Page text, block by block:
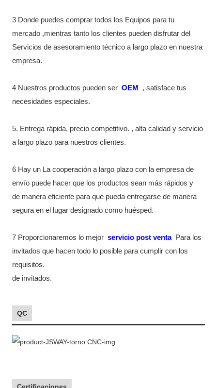
3 Donde puedes comprar todos los Equipos para tu
mercado ,mientras tanto los clientes pueden disfrutar del
Servicios de asesoramiento técnico a largo plazo en nuestra
empresa.
4 Nuestros productos pueden ser OEM
, satisface tus
necesidades especiales.
5. Entrega rápida, precio competitivo. , alta calidad y servicio
a largo plazo para nuestros clientes.
6 Hay un La cooperación a largo plazo con la empresa de
envío puede hacer que los productos sean más rápidos y
de manera eficiente para que pueda entregarse de manera
segura en el lugar designado como huésped.
7 Proporcionaremos lo mejor servicio post venta Para los
invitados que hacen todo lo posible para cumplir con los
requisitos.
de invitados.
QC
Certificaciones